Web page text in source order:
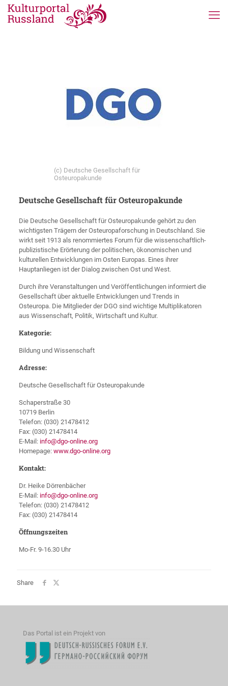
(c) Deutsche Gesellschaft für
Osteuropakunde
Deutsche Gesellschaft für Osteuropakunde
Die Deutsche Gesellschaft für Osteuropakunde gehört zu den
wichtigsten Trägern der Osteuropaforschung in Deutschland. Sie
wirkt seit 1913 als renommiertes Forum für die wissenschaftlich-
publizistische Erörterung der politischen, ökonomischen und
kulturellen Entwicklungen im Osten Europas. Eines ihrer
Hauptanliegen ist der Dialog zwischen Ost und West.
Durch ihre Veranstaltungen und Veröffentlichungen informiert die
Gesellschaft über aktuelle Entwicklungen und Trends in
Osteuropa. Die Mitglieder der DGO sind wichtige Multiplikatoren
aus Wissenschaft, Politik, Wirtschaft und Kultur.
Kategorie:
Bildung und Wissenschaft
Adresse:
Deutsche Gesellschaft für Osteuropakunde
Schaperstraße 30
10719 Berlin
Telefon: (030) 21478412
Fax: (030) 21478414
E-Mail: info@dgo-online.org
Homepage: www.dgo-online.org
Kontakt:
Dr. Heike Dörrenbächer
E-Mail: info@dgo-online.org
Telefon: (030) 21478412
Fax: (030) 21478414
Öffnungszeiten
Mo-Fr. 9-16.30 Uhr
Share
Das Portal ist ein Projekt von